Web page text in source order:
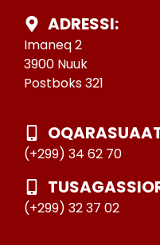
ADRESSI:
Imaneq 2
3900 Nuuk
Postboks 321
(+299) 34 62 70
(+299) 32 37 02